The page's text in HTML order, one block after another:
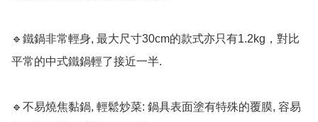
🔹鐵鍋非常輕身, 最大尺寸30cm的款式亦只有1.2kg，對比
平常的中式鐵鍋輕了接近一半.
🔹不易燒焦黏鍋, 輕鬆炒菜: 鍋具表面塗有特殊的覆膜, 容易